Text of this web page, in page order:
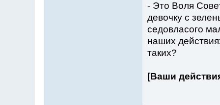
- Это Воля
девочку с
седовласого
наших
таких?
[Ваши